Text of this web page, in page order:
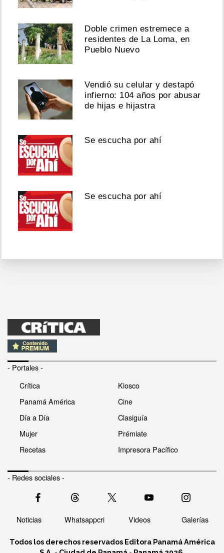
Doble crimen estremece a
residentes de La Loma, en
Pueblo Nuevo
Vendió su celular y destapó
infierno: 104 años por abusar
de hijas e hijastra
Se escucha por ahí
Se escucha por ahí
- Portales -
Crítica
Panamá América
Día a Día
Mujer
Recetas
Kiosco
Cine
Clasiguía
Prémiate
Impresora Pacífico
- Redes sociales -
Noticias Whatsappcri Videos Galerías
Todos los derechos reservados Editora Panamá América